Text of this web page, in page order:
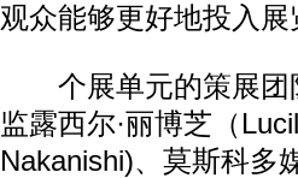
观众能够更好地投入
个展单元的策展团
监露西尔·丽博芝（
Nakanishi)、莫斯科多